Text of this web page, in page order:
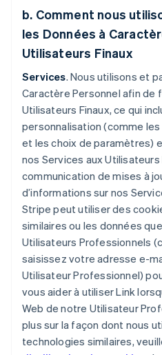
b. Comment nous
les Données à
Utilisateurs Finaux
Services. Nous utilisons et
Caractère Personnel afin de
Utilisateurs Finaux, ce qui
personnalisation (comme
et les choix de paramètres)
nos Services aux Utilisateurs
communication de mises à
d’informations sur nos
Stripe peut utiliser des
similaires ou les données
Utilisateurs Professionnels
saisissez votre adresse e-
Utilisateur Professionnel)
vous aider à utiliser Link
Web de notre Utilisateur
plus sur la façon dont nous
technologies similaires,